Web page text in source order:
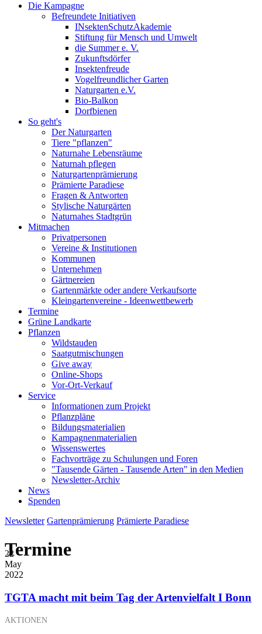
Die Kampagne
Befreundete Initiativen
INsektenSchutzAkademie
Stiftung für Mensch und Umwelt
die Summer e. V.
Zukunftsdörfer
Insektenfreude
Vogelfreundlicher Garten
Naturgarten e.V.
Bio-Balkon
Dorfbienen
So geht's
Der Naturgarten
Tiere "pflanzen"
Naturnahe Lebensräume
Naturnah pflegen
Naturgartenprämierung
Prämierte Paradiese
Fragen & Antworten
Stylische Naturgärten
Naturnahes Stadtgrün
Mitmachen
Privatpersonen
Vereine & Institutionen
Kommunen
Unternehmen
Gärtnereien
Gartenmärkte oder andere Verkaufsorte
Kleingartenvereine - Ideenwettbewerb
Termine
Grüne Landkarte
Pflanzen
Wildstauden
Saatgutmischungen
Give away
Online-Shops
Vor-Ort-Verkauf
Service
Informationen zum Projekt
Pflanzpläne
Bildungsmaterialien
Kampagnenmaterialien
Wissenswertes
Fachvorträge zu Schulungen und Foren
"Tausende Gärten - Tausende Arten" in den Medien
Newsletter-Archiv
News
Spenden
Newsletter Gartenprämierung Prämierte Paradiese
Termine
22
May
2022
TGTA macht mit beim Tag der Artenvielfalt I Bonn
AKTIONEN